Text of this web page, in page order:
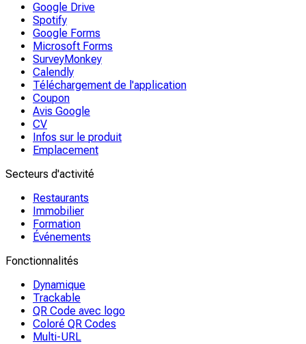
Google Drive
Spotify
Google Forms
Microsoft Forms
SurveyMonkey
Calendly
Téléchargement de l'application
Coupon
Avis Google
CV
Infos sur le produit
Emplacement
Secteurs d'activité
Restaurants
Immobilier
Formation
Événements
Fonctionnalités
Dynamique
Trackable
QR Code avec logo
Coloré QR Codes
Multi-URL